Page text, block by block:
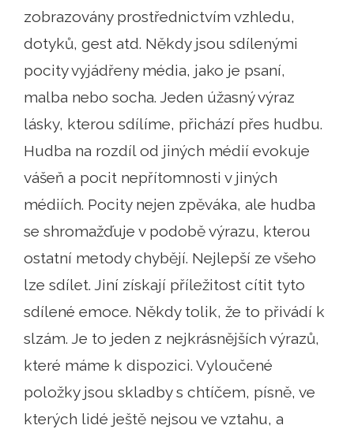
zobrazovány prostřednictvím vzhledu,
dotyků, gest atd. Někdy jsou sdílenými
pocity vyjádřeny média, jako je psaní,
malba nebo socha. Jeden úžasný výraz
lásky, kterou sdílíme, přichází přes hudbu.
Hudba na rozdíl od jiných médií evokuje
vášeň a pocit nepřítomnosti v jiných
médiích. Pocity nejen zpěváka, ale hudba
se shromažďuje v podobě výrazu, kterou
ostatní metody chybějí. Nejlepší ze všeho
lze sdílet. Jiní získají příležitost cítit tyto
sdílené emoce. Někdy tolik, že to přivádí k
slzám. Je to jeden z nejkrásnějších výrazů,
které máme k dispozici. Vyloučené
položky jsou skladby s chtíčem, písně, ve
kterých lidé ještě nejsou ve vztahu, a